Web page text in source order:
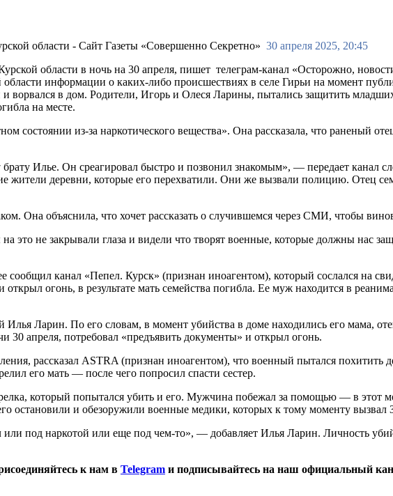
30 апреля 2025, 20:45
области в ночь на 30 апреля, пишет телеграм-канал «Осторожно,
информации о каких-либо происшествиях в селе Гирьи на момент
ворвался в дом. Родители, Игорь и Олеся Ларины, пытались защитить
на месте.
состоянии из-за наркотического вещества». Она рассказала, что раненый
Илье. Он среагировал быстро и позвонил знакомым», — передает канал
жители деревни, которые его перехватили. Они же вызвали полицию. Отец
Она объяснила, что хочет рассказать о случившемся через СМИ, чтобы
это не закрывали глаза и видели что творят военные, которые должны нас
канал «Пепел. Курск» (признан иноагентом), который сослался на
огонь, в результате мать семейства погибла. Ее муж находится в
Ларин. По его словам, в момент убийства в доме находились его мама,
апреля, потребовал «предъявить документы» и открыл огонь.
рассказал ASTRA (признан иноагентом), что военный пытался похитить
его мать — после чего попросил спасти сестер.
который попытался убить и его. Мужчина побежал за помощью — в этот
остановили и обезоружили военные медики, которых к тому моменту вызвал
под наркотой или еще под чем-то», — добавляет Илья Ларин. Личность
к нам в Telegram и подписывайтесь на наш официальный